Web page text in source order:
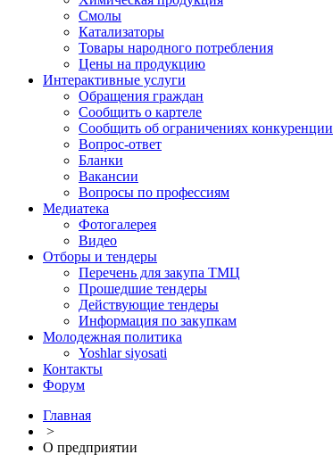
Смолы
Катализаторы
Товары народного потребления
Цены на продукцию
Интерактивные услуги
Обращения граждан
Сообщить о картеле
Сообщить об ограничениях конкуренции
Вопрос-ответ
Бланки
Вакансии
Вопросы по профессиям
Медиатека
Фотогалерея
Видео
Отборы и тендеры
Перечень для закупа ТМЦ
Прошедшие тендеры
Действующие тендеры
Информация по закупкам
Молодежная политика
Yoshlar siyosati
Контакты
Форум
Главная
>
О предприятии